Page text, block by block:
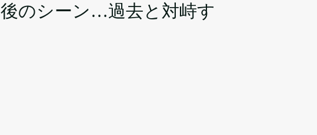
のシーン…過去と対峙す